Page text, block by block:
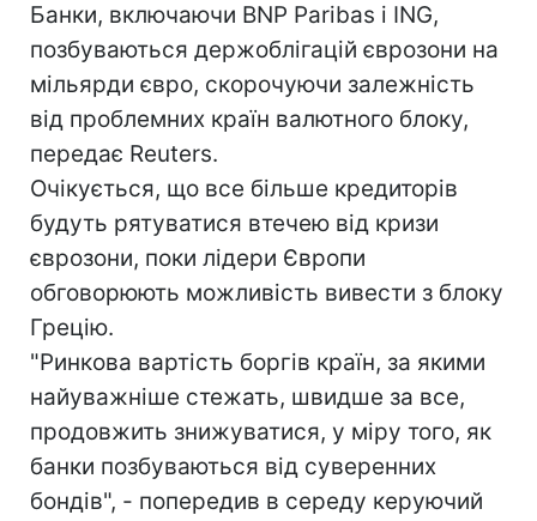
Банки, включаючи BNP Paribas і ING,
позбуваються держоблігацій єврозони на
мільярди євро, скорочуючи залежність
від проблемних країн валютного блоку,
передає Reuters.
Очікується, що все більше кредиторів
будуть рятуватися втечею від кризи
єврозони, поки лідери Європи
обговорюють можливість вивести з блоку
Грецію.
"Ринкова вартість боргів країн, за якими
найуважніше стежать, швидше за все,
продовжить знижуватися, у міру того, як
банки позбуваються від суверенних
бондів", - попередив в середу керуючий